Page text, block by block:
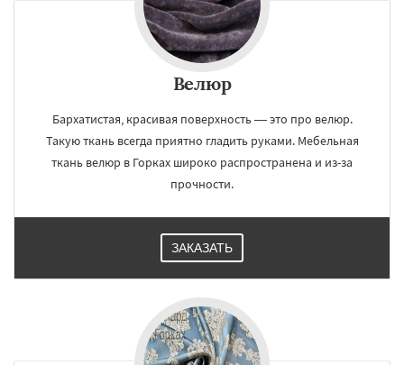
Велюр
Бархатистая, красивая поверхность — это про велюр.
Такую ткань всегда приятно гладить руками. Мебельная
ткань велюр в Горках широко распространена и из-за
прочности.
ЗАКАЗАТЬ